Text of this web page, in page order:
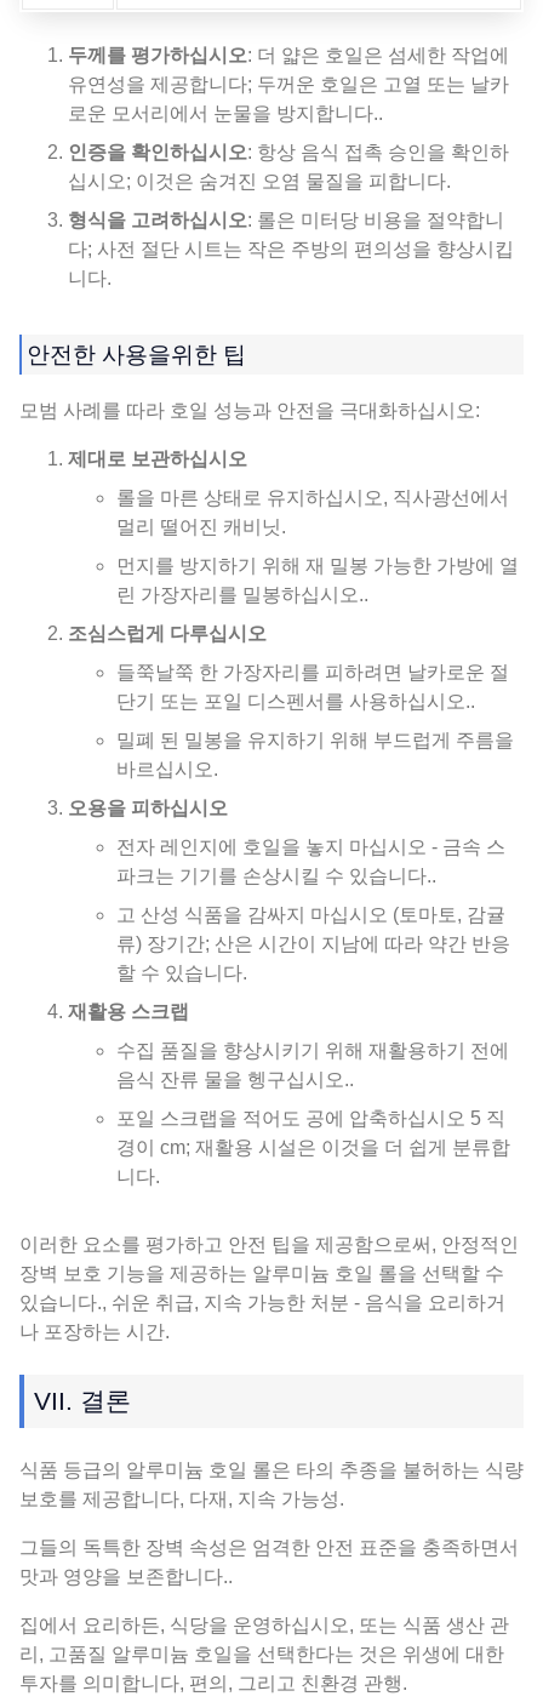
두께를 평가하십시오: 더 얇은 호일은 섬세한 작업에
유연성을 제공합니다; 두꺼운 호일은 고열 또는 날카
로운 모서리에서 눈물을 방지합니다..
인증을 확인하십시오: 항상 음식 접촉 승인을 확인하
십시오; 이것은 숨겨진 오염 물질을 피합니다.
형식을 고려하십시오: 롤은 미터당 비용을 절약합니
다; 사전 절단 시트는 작은 주방의 편의성을 향상시킵
니다.
안전한 사용을위한 팁
모범 사례를 따라 호일 성능과 안전을 극대화하십시오:
제대로 보관하십시오
롤을 마른 상태로 유지하십시오, 직사광선에서
멀리 떨어진 캐비닛.
먼지를 방지하기 위해 재 밀봉 가능한 가방에 열
린 가장자리를 밀봉하십시오..
조심스럽게 다루십시오
들쭉날쭉 한 가장자리를 피하려면 날카로운 절
단기 또는 포일 디스펜서를 사용하십시오..
밀폐 된 밀봉을 유지하기 위해 부드럽게 주름을
바르십시오.
오용을 피하십시오
전자 레인지에 호일을 놓지 마십시오 - 금속 스
파크는 기기를 손상시킬 수 있습니다..
고 산성 식품을 감싸지 마십시오 (토마토, 감귤
류) 장기간; 산은 시간이 지남에 따라 약간 반응
할 수 있습니다.
재활용 스크랩
수집 품질을 향상시키기 위해 재활용하기 전에
음식 잔류 물을 헹구십시오..
포일 스크랩을 적어도 공에 압축하십시오 5 직
경이 cm; 재활용 시설은 이것을 더 쉽게 분류합
니다.
이러한 요소를 평가하고 안전 팁을 제공함으로써, 안정적인
장벽 보호 기능을 제공하는 알루미늄 호일 롤을 선택할 수
있습니다., 쉬운 취급, 지속 가능한 처분 - 음식을 요리하거
나 포장하는 시간.
VII. 결론
식품 등급의 알루미늄 호일 롤은 타의 추종을 불허하는 식량
보호를 제공합니다, 다재, 지속 가능성.
그들의 독특한 장벽 속성은 엄격한 안전 표준을 충족하면서
맛과 영양을 보존합니다..
집에서 요리하든, 식당을 운영하십시오, 또는 식품 생산 관
리, 고품질 알루미늄 호일을 선택한다는 것은 위생에 대한
투자를 의미합니다, 편의, 그리고 친환경 관행.